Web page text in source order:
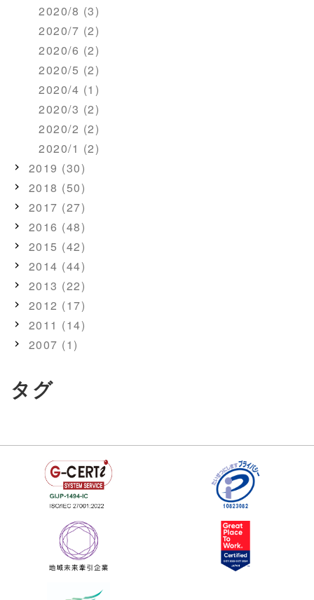
2020/8 (3)
2020/7 (2)
2020/6 (2)
2020/5 (2)
2020/4 (1)
2020/3 (2)
2020/2 (2)
2020/1 (2)
2019 (30)
2018 (50)
2017 (27)
2016 (48)
2015 (42)
2014 (44)
2013 (22)
2012 (17)
2011 (14)
2007 (1)
タグ